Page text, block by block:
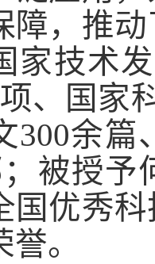
障，推
家技术
、国家
300余篇
被授予
国优秀
。